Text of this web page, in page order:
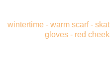
wintertime - warm scarf -
gloves - red